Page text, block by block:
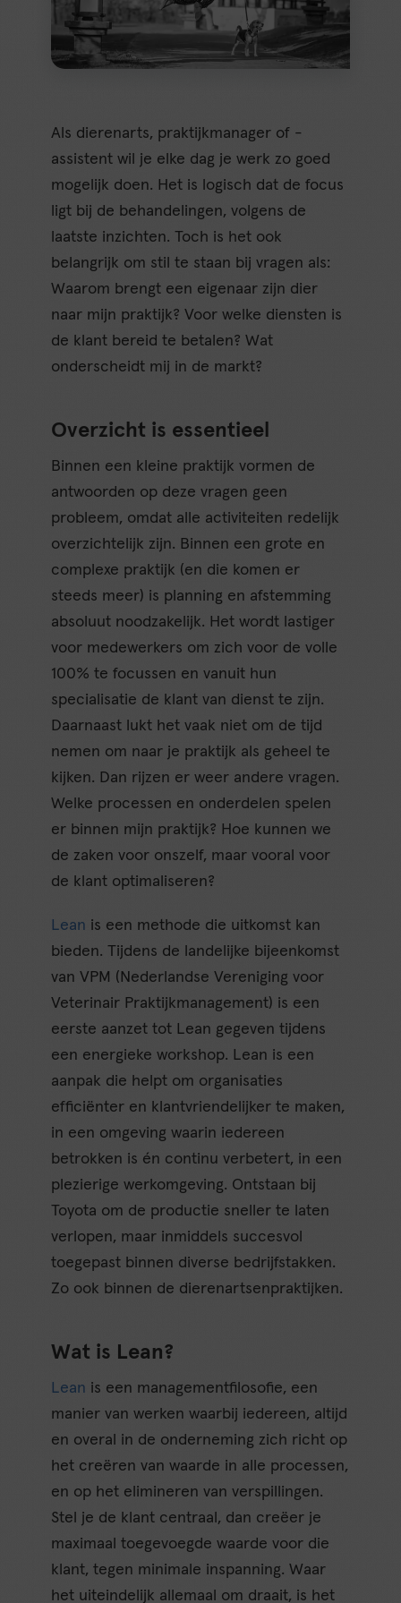
Als dierenarts, praktijkmanager of -
assistent wil je elke dag je werk zo goed
mogelijk doen. Het is logisch dat de focus
ligt bij de behandelingen, volgens de
laatste inzichten. Toch is het ook
belangrijk om stil te staan bij vragen als:
Waarom brengt een eigenaar zijn dier
naar mijn praktijk? Voor welke diensten is
de klant bereid te betalen? Wat
onderscheidt mij in de markt?
Overzicht is essentieel
Binnen een kleine praktijk vormen de
antwoorden op deze vragen geen
probleem, omdat alle activiteiten redelijk
overzichtelijk zijn. Binnen een grote en
complexe praktijk (en die komen er
steeds meer) is planning en afstemming
absoluut noodzakelijk. Het wordt lastiger
voor medewerkers om zich voor de volle
100% te focussen en vanuit hun
specialisatie de klant van dienst te zijn.
Daarnaast lukt het vaak niet om de tijd
nemen om naar je praktijk als geheel te
kijken. Dan rijzen er weer andere vragen.
Welke processen en onderdelen spelen
er binnen mijn praktijk? Hoe kunnen we
de zaken voor onszelf, maar vooral voor
de klant optimaliseren?
Lean is een methode die uitkomst kan
bieden. Tijdens de landelijke bijeenkomst
van VPM (Nederlandse Vereniging voor
Veterinair Praktijkmanagement) is een
eerste aanzet tot Lean gegeven tijdens
een energieke workshop. Lean is een
aanpak die helpt om organisaties
efficiënter en klantvriendelijker te maken,
in een omgeving waarin iedereen
betrokken is én continu verbetert, in een
plezierige werkomgeving. Ontstaan bij
Toyota om de productie sneller te laten
verlopen, maar inmiddels succesvol
toegepast binnen diverse bedrijfstakken.
Zo ook binnen de dierenartsenpraktijken.
Wat is Lean?
Lean is een managementfilosofie, een
manier van werken waarbij iedereen, altijd
en overal in de onderneming zich richt op
het creëren van waarde in alle processen,
en op het elimineren van verspillingen.
Stel je de klant centraal, dan creëer je
maximaal toegevoegde waarde voor die
klant, tegen minimale inspanning. Waar
het uiteindelijk allemaal om draait, is het